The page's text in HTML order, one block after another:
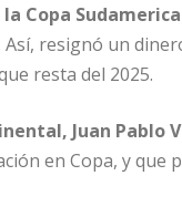
Copa
Así, resignó un
resta del 2025.
Juan Pablo
en Copa, y